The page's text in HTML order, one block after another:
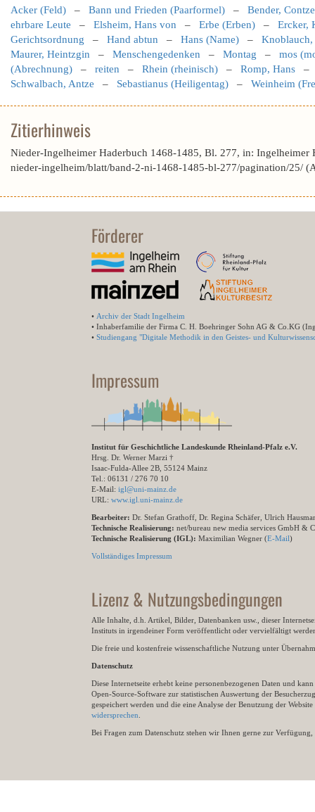
Acker (Feld) – Bann und Frieden (Paarformel) – Bender, Contze
ehrbare Leute – Elsheim, Hans von – Erbe (Erben) – Ercker,
Gerichtsordnung – Hand abtun – Hans (Name) – Knoblauch,
Maurer, Heintzgin – Menschengedenken – Montag – mos
(Abrechnung) – reiten – Rhein (rheinisch) – Romp, Hans
Schwalbach, Antze – Sebastianus (Heiligentag) – Weinheim
Zitierhinweis
Nieder-Ingelheimer Haderbuch 1468-1485, Bl. 277, in:
nieder-ingelheim/blatt/band-2-ni-1468-1485-bl-277/pagination/25/
Förderer
• Archiv der Stadt Ingelheim
• Inhaberfamilie der Firma C. H. Boehringer Sohn AG & Co.KG
• Studiengang "Digitale Methodik in den Geistes- und
Impressum
Institut für Geschichtliche Landeskunde Rheinland-Pfalz e.V.
Hrsg. Dr. Werner Marzi †
Isaac-Fulda-Allee 2B, 55124 Mainz
Tel.: 06131 / 276 70 10
E-Mail: igl@uni-mainz.de
URL: www.igl.uni-mainz.de
Bearbeiter: Dr. Stefan Grathoff, Dr. Regina Schäfer, Ulrich
Technische Realisierung: net/bureau new media services GmbH &
Technische Realisierung (IGL): Maximilian Wegner (E-Mail)
Vollständiges Impressum
Lizenz & Nutzungsbedingungen
Alle Inhalte, d.h. Artikel, Bilder, Datenbanken usw., dieser
Instituts in irgendeiner Form veröffentlicht oder vervielfältigt
Die freie und kostenfreie wissenschaftliche Nutzung unter
Datenschutz
Diese Internetseite erhebt keine personenbezogenen Daten und
Open-Source-Software zur statistischen Auswertung der
gespeichert werden und die eine Analyse der Benutzung der
widersprechen
Bei Fragen zum Datenschutz stehen wir Ihnen gerne zur